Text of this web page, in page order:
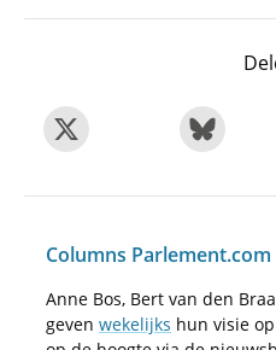
Columns Parlement.com
Anne Bos, Bert van den
geven wekelijks hun visie